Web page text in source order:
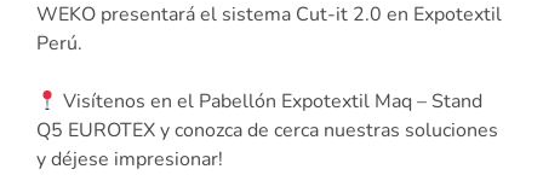
WEKO presentará el sistema Cut-it 2.0 en Expotextil
Perú.
Visítenos en el Pabellón Expotextil Maq – Stand
Q5 EUROTEX y conozca de cerca nuestras soluciones
y déjese impresionar!